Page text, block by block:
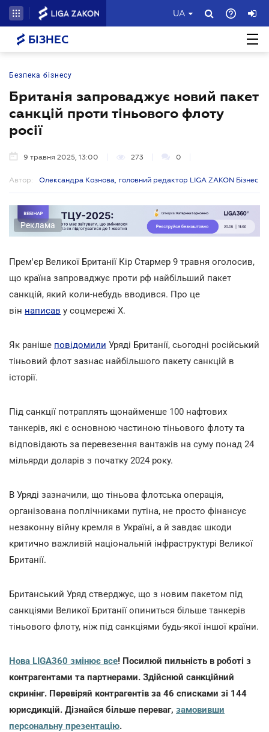
UA
БІЗНЕС
Безпека бізнесу
Британія запроваджує новий пакет
санкцій проти тіньового флоту
росії
9 травня 2025, 13:00 273 0
Автор: Олександра Кознова, головний редактор LIGA ZAKON Бізнес
Реклама
Прем'єр Великої Британії Кір Стармер 9 травня оголосив,
що країна запроваджує проти рф найбільший пакет
санкцій, який коли-небудь вводився. Про це
він написав у соцмережі Х.
Як раніше повідомили Уряді Британії, сьогодні російський
тіньовий флот зазнає найбільшого пакету санкцій в
історії.
Під санкції потраплять щонайменше 100 нафтових
танкерів, які є основною частиною тіньового флоту та
відповідають за перевезення вантажів на суму понад 24
мільярди доларів з початку 2024 року.
В Уряді зазначили, що тіньова флотська операція,
організована поплічниками путіна, не просто фінансує
незаконну війну кремля в Україні, а й завдає шкоди
критично важливій національній інфраструктурі Великої
Британії.
Британський Уряд стверджує, що з новим пакетом під
санкціями Великої Британії опиниться більше танкерів
тіньового флоту, ніж під санкціями будь-якої іншої країни.
Нова LIGA360 змінює все! Посилюй пильність в роботі з
контрагентами та партнерами. Здійснюй санкційний
скринінг. Перевіряй контрагентів за 46 списками зі 144
юрисдикцій. Дізнайся більше переваг, замовивши
персональну презентацію.